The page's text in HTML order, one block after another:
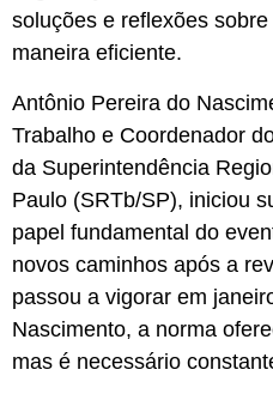
soluções e reflexões
maneira eficiente.
Antônio Pereira do
Trabalho e Coordenador
da Superintendência
Paulo (SRTb/SP), iniciou
papel fundamental do
novos caminhos após a
passou a vigorar em
Nascimento, a norma
mas é necessário